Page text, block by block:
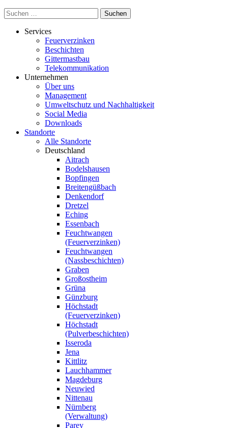
Suchen
nach:
Services
Feuerverzinken
Beschichten
Gittermastbau
Telekommunikation
Unternehmen
Über uns
Management
Umweltschutz und Nachhaltigkeit
Social Media
Downloads
Standorte
Alle Standorte
Deutschland
Aitrach
Bodelshausen
Bopfingen
Breitengüßbach
Denkendorf
Dretzel
Eching
Essenbach
Feuchtwangen
(Feuerverzinken)
Feuchtwangen
(Nassbeschichten)
Graben
Großostheim
Grüna
Günzburg
Höchstadt
(Feuerverzinken)
Höchstadt
(Pulverbeschichten)
Isseroda
Jena
Kittlitz
Lauchhammer
Magdeburg
Neuwied
Nittenau
Nürnberg
(Verwaltung)
Parey